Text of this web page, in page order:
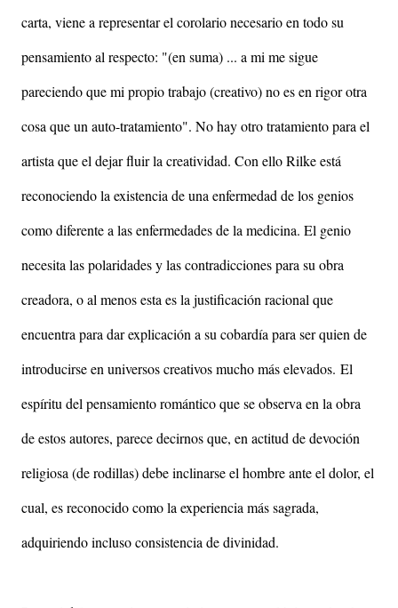
carta, viene a representar el corolario necesario en todo su
pensamiento al respecto: "(en suma) ... a mi me sigue
pareciendo que mi propio trabajo (creativo) no es en rigor otra
cosa que un auto-tratamiento". No hay otro tratamiento para el
artista que el dejar fluir la creatividad. Con ello Rilke está
reconociendo la existencia de una enfermedad de los genios
como diferente a las enfermedades de la medicina. El genio
necesita las polaridades y las contradicciones para su obra
creadora, o al menos esta es la justificación racional que
encuentra para dar explicación a su cobardía para ser quien de
introducirse en universos creativos mucho más elevados. El
espíritu del pensamiento romántico que se observa en la obra
de estos autores, parece decirnos que, en actitud de devoción
religiosa (de rodillas) debe inclinarse el hombre ante el dolor, el
cual, es reconocido como la experiencia más sagrada,
adquiriendo incluso consistencia de divinidad.